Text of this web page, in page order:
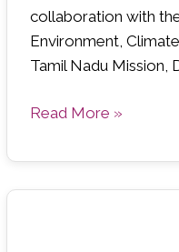
collaboration with
Environment,
Tamil Nadu Mission,
Read More »